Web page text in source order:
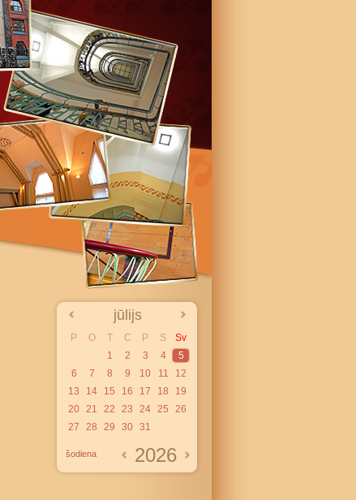
jūlijs
P O T C P S
Sv
1
2 3 4
5
6
7 8 9 10 11
12
13
14 15 16 17 18
19
20 21 22 23 24 25
26
27
28 29 30 31
šodiena 2026